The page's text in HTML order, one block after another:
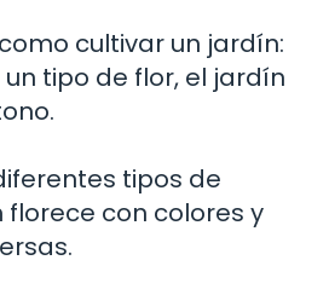
cultivar un jardín:
tipo de flor, el jardín
tipos de
florece con colores y